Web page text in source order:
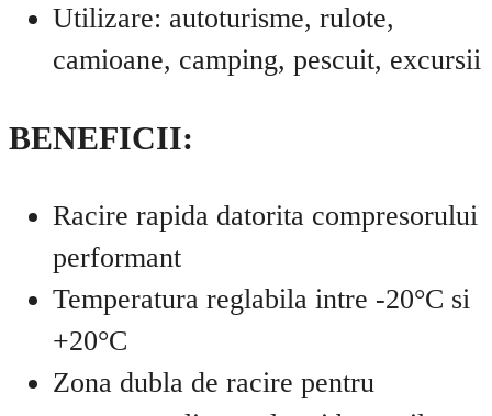
Utilizare: autoturisme, rulote,
camioane, camping, pescuit, excursii
BENEFICII:
Racire rapida datorita compresorului
performant
Temperatura reglabila intre -20°C si
+20°C
Zona dubla de racire pentru